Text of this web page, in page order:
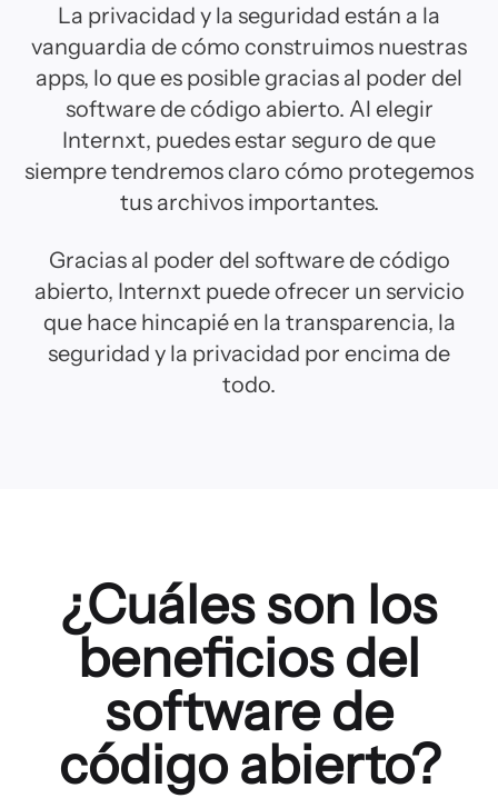
La privacidad y la seguridad están a la
vanguardia de cómo construimos nuestras
apps, lo que es posible gracias al poder del
software de código abierto. Al elegir
Internxt, puedes estar seguro de que
siempre tendremos claro cómo protegemos
tus archivos importantes.
Gracias al poder del software de código
abierto, Internxt puede ofrecer un servicio
que hace hincapié en la transparencia, la
seguridad y la privacidad por encima de
todo.
¿Cuáles son los
beneficios del
software de
código abierto?